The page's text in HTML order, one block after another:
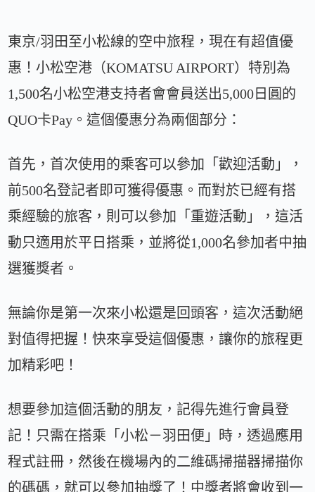
東京/羽田至小松線的空中旅程，現在有超值優
惠！小松空港（KOMATSU AIRPORT）特別為
1,500名小松空港支持者會會員送出5,000日圓的
QUO卡Pay。這個優惠分為兩個部分：
首先，首次使用的乘客可以參加「歡迎活動」，
前500名登記者即可獲得優惠。而對於已經有搭
乘經驗的旅客，則可以參加「重遊活動」，這活
動只適用於平日搭乘，並將從1,000名參加者中抽
選獲獎者。
無論你是第一次來小松還是回頭客，這次活動絕
對值得把握！快來享受這個優惠，讓你的旅程更
加精彩吧！
想要參加這個活動的朋友，記得先進行會員登
記！只需在搭乘「小松－羽田便」時，透過應用
程式註冊，然後在機場內的二維碼掃描器掃描你
的碼碼，就可以參加抽獎了！中獎者將會收到一